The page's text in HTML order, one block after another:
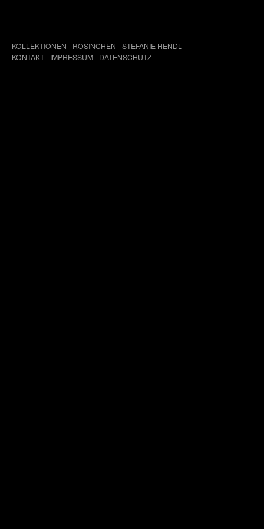
KOLLEKTIONEN ROSINCHEN
STEFANIE HENDL
KONTAKT
IMPRESSUM DATENSCHUTZ